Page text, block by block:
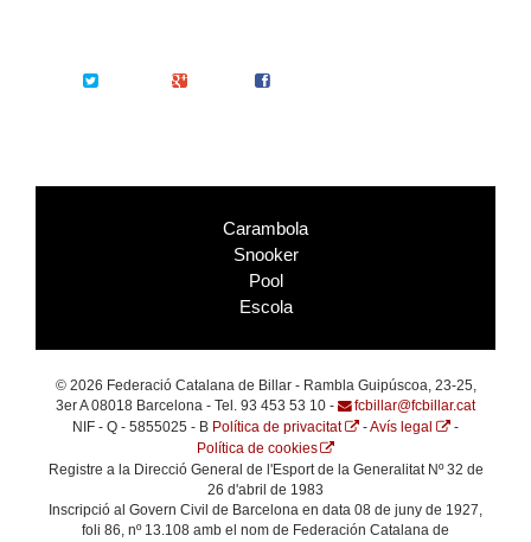
Google+
Carambola
Snooker
Pool
Escola
© 2026 Federació Catalana de Billar - Rambla Guipúscoa, 23-25,
3er A 08018 Barcelona - Tel. 93 453 53 10 -
fcbillar@fcbillar.cat
NIF - Q - 5855025 - B Política de privacitat -Avís legal
-
Política de cookies
Registre a la Direcció General de l'Esport de la Generalitat Nº 32 de
26 d'abril de 1983
Inscripció al Govern Civil de Barcelona en data 08 de juny de 1927,
foli 86, nº 13.108 amb el nom de Federación Catalana de